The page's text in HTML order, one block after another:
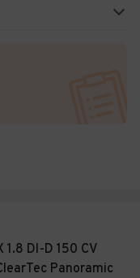
1.8 DI-D 150 CV
Panoramic